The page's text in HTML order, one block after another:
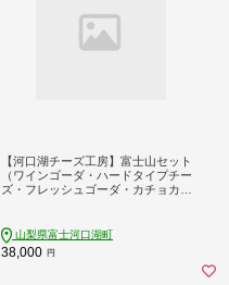
【河口湖チーズ工房】富士山セット
（ワインゴーダ・ハードタイプチー
ズ・フレッシュゴーダ・カチョカバ
山梨県富士河口湖町
38,000 円